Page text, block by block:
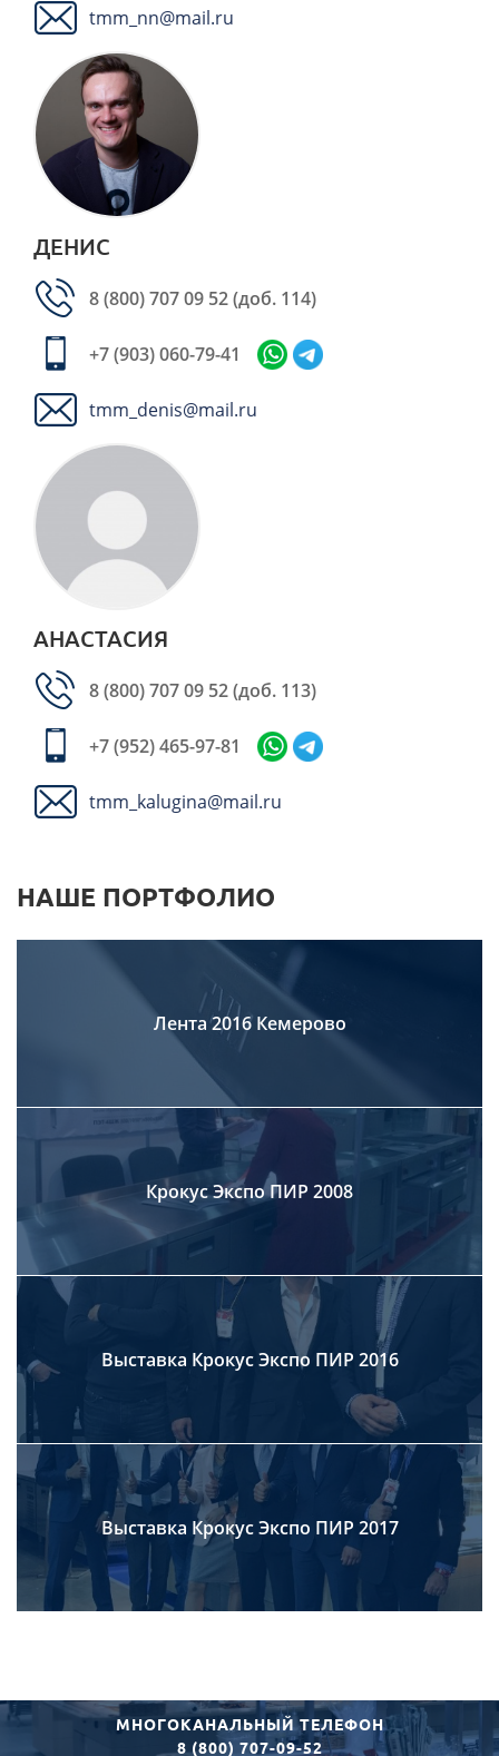
tmm_nn@mail.ru
ДЕНИС
8 (800) 707 09 52(доб. 114)
+7 (903) 060-79-41
tmm_denis@mail.ru
АНАСТАСИЯ
8 (800) 707 09 52(доб. 113)
+7 (952) 465-97-81
tmm_kalugina@mail.ru
НАШЕ ПОРТФОЛИО
Лента 2016 Кемерово
Крокус Экспо ПИР 2008
Выставка Крокус Экспо ПИР 2016
Выставка Крокус Экспо ПИР 2017
МНОГОКАНАЛЬНЫЙ ТЕЛЕФОН
8 (800) 707-09-52